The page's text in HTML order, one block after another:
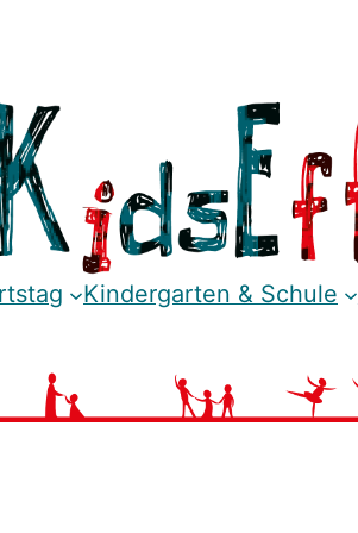
Kindergarten & Schule